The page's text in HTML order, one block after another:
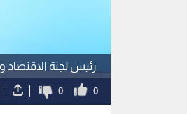
رئيس لجنة الاقتصاد
0
0